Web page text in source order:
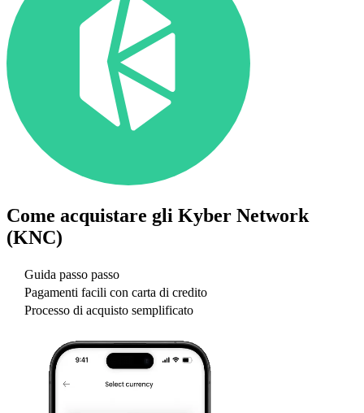
Come acquistare gli Kyber Network
(KNC)
Guida passo passo
Pagamenti facili con carta di credito
Processo di acquisto semplificato